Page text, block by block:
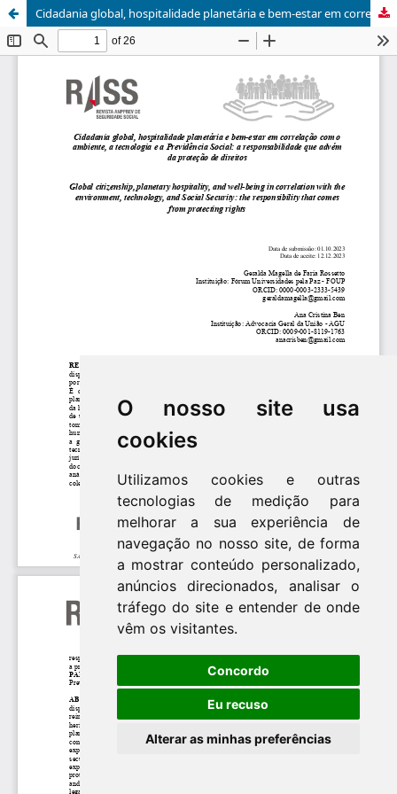
O nosso site usa
cookies
Utilizamos cookies e outras
tecnologias de medição para
melhorar a sua experiência de
navegação no nosso site, de forma
a mostrar conteúdo personalizado,
anúncios direcionados, analisar o
tráfego do site e entender de onde
vêm os visitantes.
Concordo
Eu recuso
Alterar as minhas preferências
Cidadania global, hospitalidade planetária e bem-estar em correlação com o ambiente, a tecnologia e a Previdência Social: a responsabilidade que advém da proteção de direitos
Update cookies preferences